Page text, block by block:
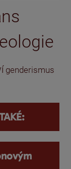
genderismus